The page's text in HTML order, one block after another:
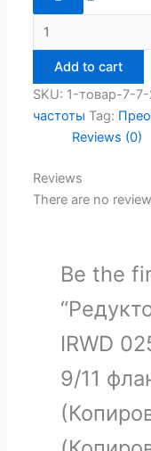
Add to cart
SKU: 1-товар-7-
частоты Tag:
Reviews (0)
Reviews
There are no
Be the
IRWD
9/11